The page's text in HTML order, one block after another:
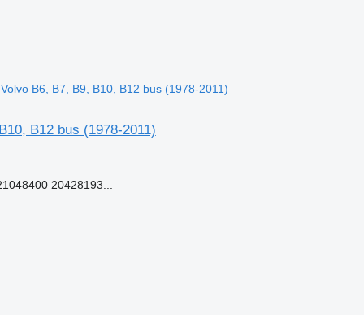
B6, B7, B9, B10, B12 bus (1978-2011)
B12 bus (1978-2011)
20428193...